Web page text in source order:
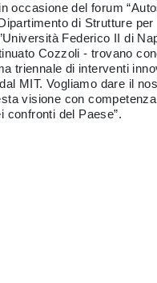
occasione del forum
di Strutture per
Federico II di
Cozzoli - trovano
triennale di interventi
MIT. Vogliamo dare il
visione con
confronti del Paese”.